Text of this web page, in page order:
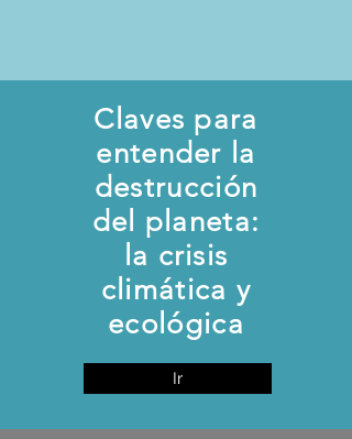
Claves para
entender la
destrucción
del planeta:
la crisis
climática y
ecológica
Ir